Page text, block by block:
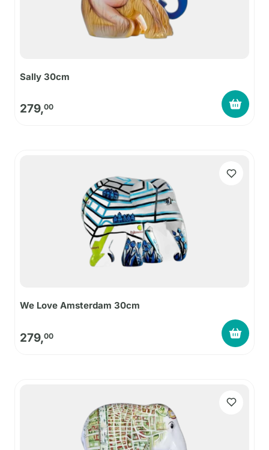
Sally 30cm
279,00
We Love Amsterdam 30cm
279,00